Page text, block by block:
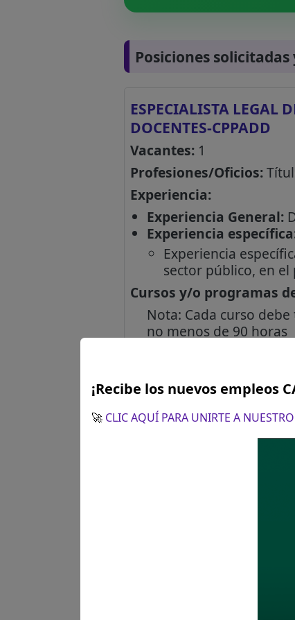
Posiciones solicitadas
ESPECIALISTA LEGAL
DOCENTES-CPPADD
Vacantes:1
Profesiones/Oficios:
Experiencia:
Experiencia General:
Experiencia
Experiencia
sector público, en
Cursos y/o programas
Nota: Cada curso
no menos de 90 horas
Cursos ylo programa
Gestión Pública.
Lugar de labores:UGEL
S/. 3,164.19 soles
El
pm y de 14:30 pm a
Ver aquí
¡Recibe los nuevos empleos
🚀 CLIC AQUÍ PARA UNIRTE A